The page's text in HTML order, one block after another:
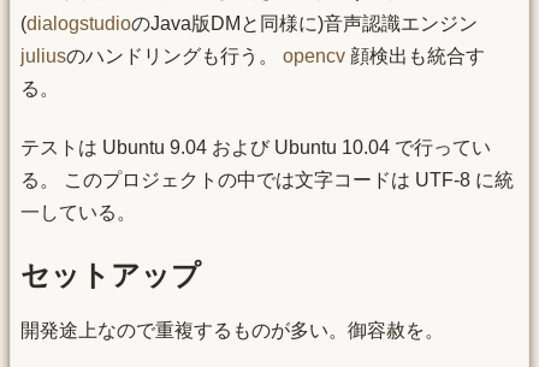
(dialogstudioのJava版DMと同様に)音声認識エンジン
juliusのハンドリングも行う。 opencv 顔検出も統合す
る。
テストは Ubuntu 9.04 および Ubuntu 10.04 で行ってい
る。 このプロジェクトの中では文字コードは UTF-8 に統
一している。
セットアップ
開発途上なので重複するものが多い。御容赦を。